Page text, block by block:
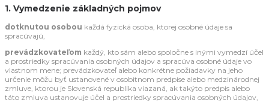
1. Vymedzenie základných pojmov
dotknutou osobou každá fyzická osoba, ktorej osobné údaje sa
spracúvajú,
prevádzkovateľom každý, kto sám alebo spoločne s inými vymedzí účel
a prostriedky spracúvania osobných údajov a spracúva osobné údaje vo
vlastnom mene; prevádzkovateľ alebo konkrétne požiadavky na jeho
určenie môžu byť ustanovené v osobitnom predpise alebo medzinárodnej
zmluve, ktorou je Slovenská republika viazaná, ak takýto predpis alebo
táto zmluva ustanovuje účel a prostriedky spracúvania osobných údajov,